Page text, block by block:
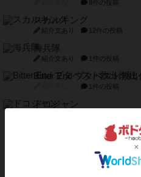
8件の投稿
スカルキング
紹介文あり 12件の投稿
海兵隊
紹介文あり 1件の投稿
Bitter End ブタペスト救出
1件の投稿
ドコジャン
※Apple、Apple のロゴ は、米国および他の国
※App Store は、Apple Inc.のサービスマークで
※Android は、グーグル インコーポレイテッド